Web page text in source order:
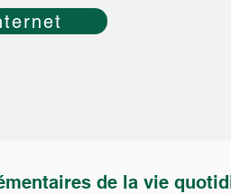
de la vie